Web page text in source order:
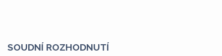
SOUDNÍ ROZHODNUTÍ